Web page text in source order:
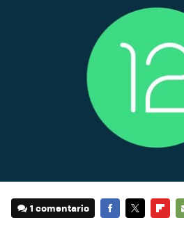
1 comentario